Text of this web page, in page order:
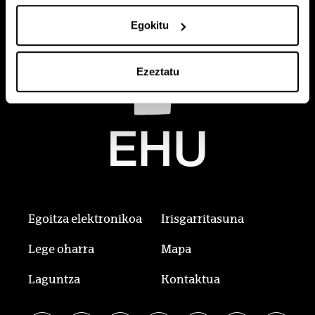
Egokitu
Ezeztatu
Egoitza elektronikoa Irisgarritasuna
Lege oharra Mapa
Laguntza Kontaktua